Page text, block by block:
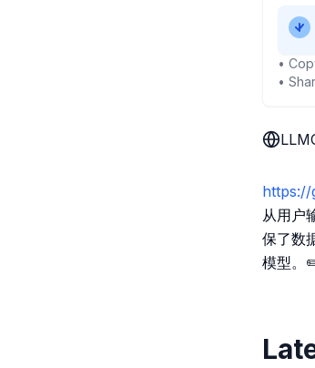
•
•
https://
从用户
保了数
模型。